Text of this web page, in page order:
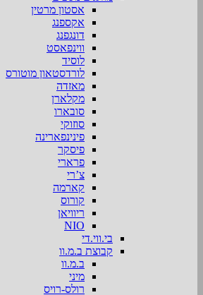
אסטון מרטין
אקספנג
דונגפנג
ווינפאסט
לוסיד
לורדסטאון מוטורס
מאזדה
מקלארן
סובארו
סוזוקי
פינינפארינה
פיסקר
פרארי
צ’רי
קארמה
קורוס
ריוויאן
NIO
בי.ווי.די
קבוצת ב.מ.וו
ב.מ.וו
מיני
רולס-רויס